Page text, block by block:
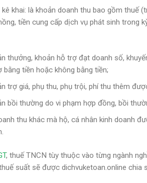
khai: là khoản doanh thu bao gồm thuế
tiền cung cấp dịch vụ phát sinh trong
thưởng, khoản hỗ trợ đạt doanh số,
bằng tiền hoặc không bằng tiền;
trợ giá, phụ thu, phụ trội, phí thu thêm
bồi thường do vi phạm hợp đồng, bồi
thu khác mà hộ, cá nhân kinh doanh
, thuế TNCN tùy thuộc vào từng ngành
suất sẽ được dichvuketoan.online chia